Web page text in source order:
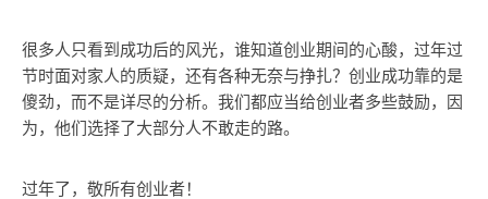
很多人只看到成功后的风光，谁知道创业期间的心酸，过年过
节时面对家人的质疑，还有各种无奈与挣扎？创业成功靠的是
傻劲，而不是详尽的分析。我们都应当给创业者多些鼓励，因
为，他们选择了大部分人不敢走的路。
过年了，敬所有创业者！